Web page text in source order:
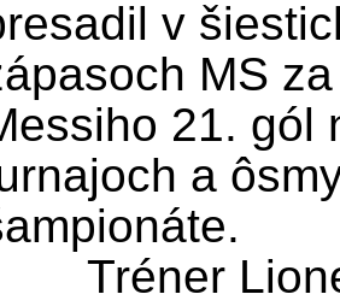
v
MS
21. gól
a